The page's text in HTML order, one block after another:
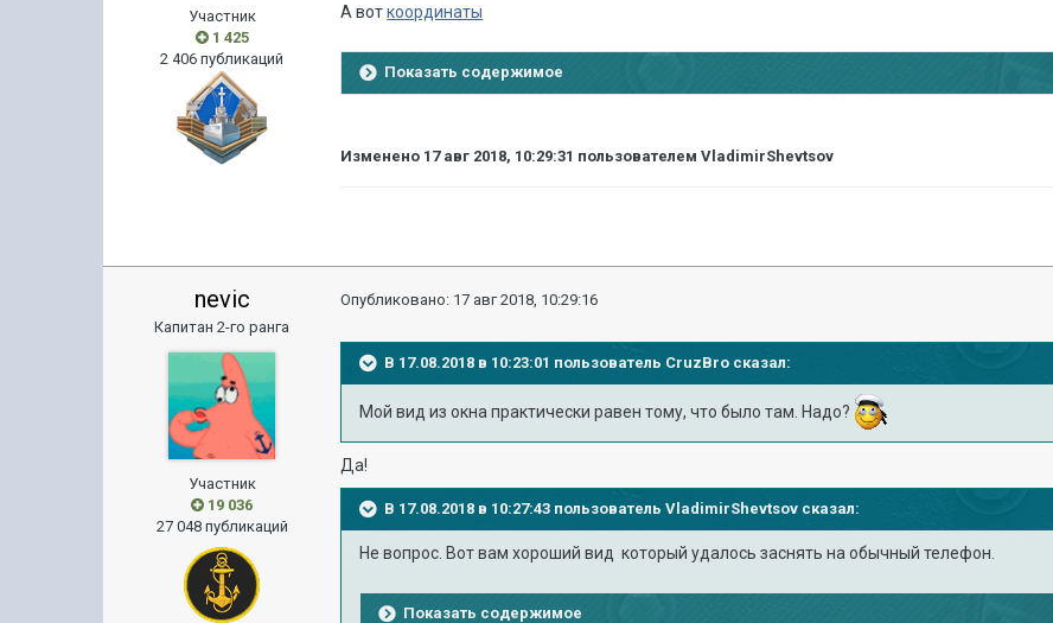
Участник
1 425
2 406 публикаций
А воткоординаты
Показать содержимое
Изменено 17 авг 2018, 10:29:31 пользователем VladimirShevtsov
nevic
Капитан 2-го ранга
Участник
19 036
27 048 публикаций
Опубликовано: 17 авг 2018, 10:29:16
В 17.08.2018 в 10:23:01 пользователь CruzBro сказал:
Мой вид из окна практически равен тому, что было там. Надо?
Да!
В 17.08.2018 в 10:27:43 пользовательVladimirShevtsov сказал:
Не вопрос. Вот вам хороший вид который удалось заснять на обычный телефон.
Показать содержимое